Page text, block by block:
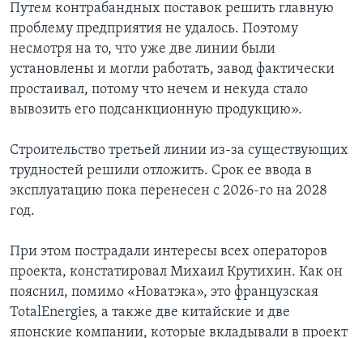
Путем контрабандных поставок решить главную
проблему предприятия не удалось. Поэтому
несмотря на то, что уже две линии были
установлены и могли работать, завод фактически
простаивал, потому что нечем и некуда стало
вывозить его подсанкционную продукцию».
Строительство третьей линии из-за существующих
трудностей решили отложить. Срок ее ввода в
эксплуатацию пока перенесен с 2026-го на 2028
год.
При этом пострадали интересы всех операторов
проекта, констатировал Михаил Крутихин. Как он
пояснил, помимо «Новатэка», это французская
TotalEnergies, а также две китайские и две
японские компании, которые вкладывали в проект